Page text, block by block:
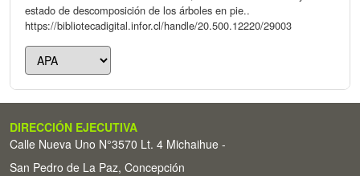
estado de descomposición de los árboles en pie..
https://bibliotecadigital.infor.cl/handle/20.500.12220/29003
DIRECCIÓN EJECUTIVA
Calle Nueva Uno N°3570 Lt. 4 Michaihue -
San Pedro de La Paz, Concepción